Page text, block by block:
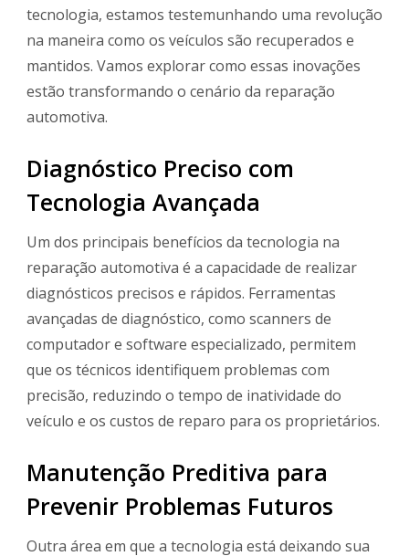
tecnologia, estamos testemunhando uma revolução
na maneira como os veículos são recuperados e
mantidos. Vamos explorar como essas inovações
estão transformando o cenário da reparação
automotiva.
Diagnóstico Preciso com
Tecnologia Avançada
Um dos principais benefícios da tecnologia na
reparação automotiva é a capacidade de realizar
diagnósticos precisos e rápidos. Ferramentas
avançadas de diagnóstico, como scanners de
computador e software especializado, permitem
que os técnicos identifiquem problemas com
precisão, reduzindo o tempo de inatividade do
veículo e os custos de reparo para os proprietários.
Manutenção Preditiva para
Prevenir Problemas Futuros
Outra área em que a tecnologia está deixando sua